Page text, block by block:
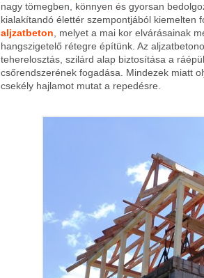
nagy tömegben, könnyen és gyorsan
kialakítandó élettér szempontjából kiemelten
aljzatbeton , melyet a mai kor elvárásainak
hangszigetelő rétegre építünk. Az
teherelosztás, szilárd alap biztosítása a
csőrendszerének fogadása. Mindezek miatt
csekély hajlamot mutat a repedésre.